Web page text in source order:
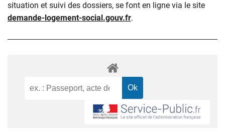
situation et suivi des dossiers, se font en ligne via le site
demande-logement-social.gouv.fr.